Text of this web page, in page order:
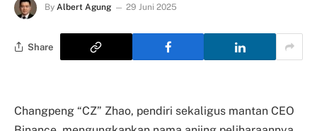
By Albert Agung 29 Juni 2025
Share
Changpeng “CZ” Zhao, pendiri sekaligus mantan CEO